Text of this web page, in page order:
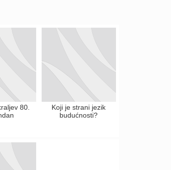
80.
Koji je strani jezik
budućnosti?